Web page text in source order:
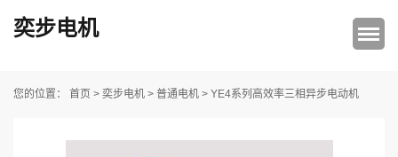
奕步电机
您的位置： 首页 > 奕步电机 > 普通电机 > YE4系列高效率三相异步电动机